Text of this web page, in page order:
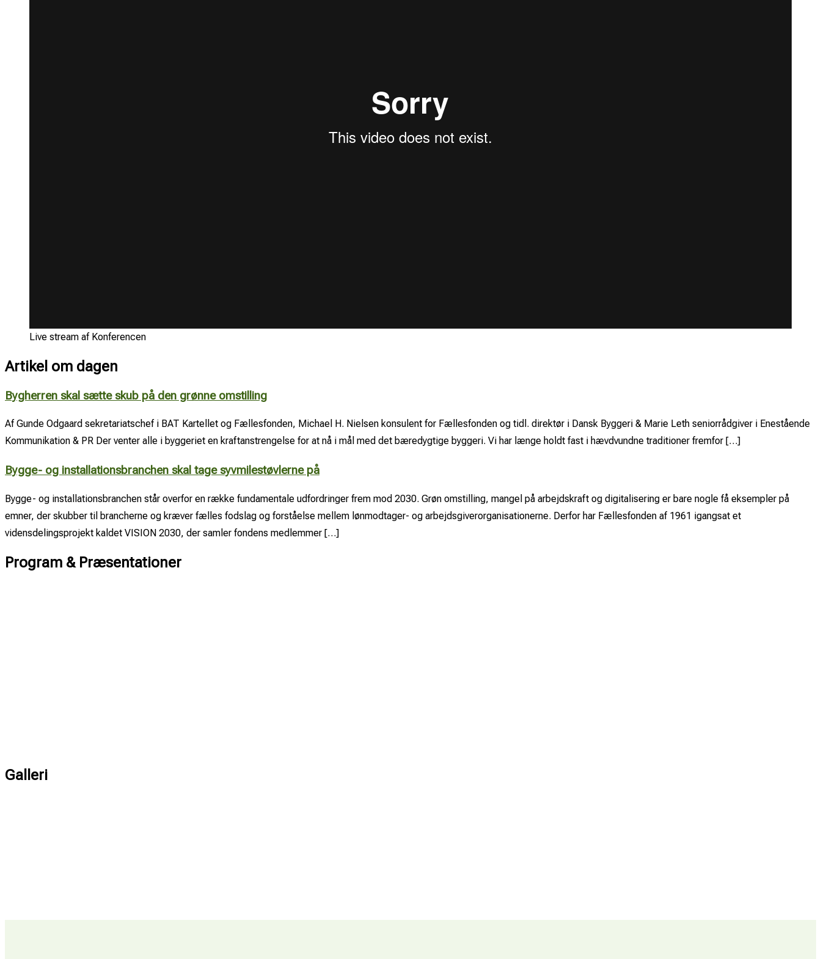
Live stream af Konferencen
Artikel om dagen
Bygherren skal sætte skub på den grønne omstilling
Af Gunde Odgaard sekretariatschef i BAT Kartellet og Fællesfonden, Michael H. Nielsen konsulent for Fællesfonden og tidl. direktør i Dansk Byggeri & Marie Leth seniorrådgiver i Enestående
Kommunikation & PR Der venter alle i byggeriet en kraftanstrengelse for at nå i mål med det bæredygtige byggeri. Vi har længe holdt fast i hævdvundne traditioner fremfor […]
Bygge- og installationsbranchen skal tage syvmilestøvlerne på
Bygge- og installationsbranchen står overfor en række fundamentale udfordringer frem mod 2030. Grøn omstilling, mangel på arbejdskraft og digitalisering er bare nogle få eksempler på
emner, der skubber til brancherne og kræver fælles fodslag og forståelse mellem lønmodtager- og arbejdsgiverorganisationerne. Derfor har Fællesfonden af 1961 igangsat et
vidensdelingsprojekt kaldet VISION 2030, der samler fondens medlemmer […]
Program & Præsentationer
Galleri